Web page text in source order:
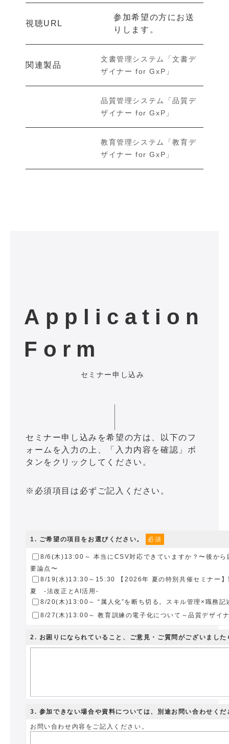
視聴URL
参加希望の方にお送
りします。
関連製品
文書管理システム「文書デ
ザイナー for GxP」
品質管理システム「品質デ
ザイナー for GxP」
教育管理システム「教育デ
ザイナー for GxP」
Application
Form
セミナー申し込み
セミナー申し込みを希望の方は、以下のフ
ォームを入力の上、「入力内容を確認」ボ
タンをクリックしてください。
※必須項目は必ずご記入ください。
1. ご希望の項目をお選びください。 必須
8/6(木)13:00～ 本当にCSV対応できていますか？〜後から
要論点〜
8/19(水)13:30～15:30 【2026年 夏の特別共催セミナー
夏 -法改正とAI活用-
8/20(木)13:00～ “属人化”を断ち切る。スキル管理×職務記
8/27(木)13:00～ 教育訓練の電子化について～品質デザイ
2. お困りになられていること、ご意見・ご質問がございまし
3. 参加できない場合や資料については、別途お問い合わせくだ
お問い合わせ内容をご記入ください。